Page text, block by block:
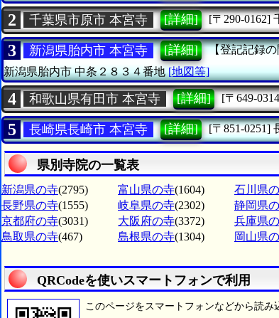
2 千葉県市原市 本宮寺 [詳細] [〒290-0162]
3 新潟県胎内市 本宮寺 [詳細] 【登記記録の
新潟県胎内市中条２８３４番地 [地図等]
4 和歌山県有田市 本宮寺 [詳細] [〒649-
5 長崎県長崎市 本宮寺 [詳細] [〒851-0251]
県別寺院の一覧表
新潟県の寺(2795) 富山県の寺(1604) 石川県
長野県の寺(1555) 岐阜県の寺(2302) 静岡県
京都府の寺(3031) 大阪府の寺(3372) 兵庫県
鳥取県の寺(467) 島根県の寺(1304) 岡山県
QRCodeを使いスマートフォンで利用
このページをスマートフォンなどから読み